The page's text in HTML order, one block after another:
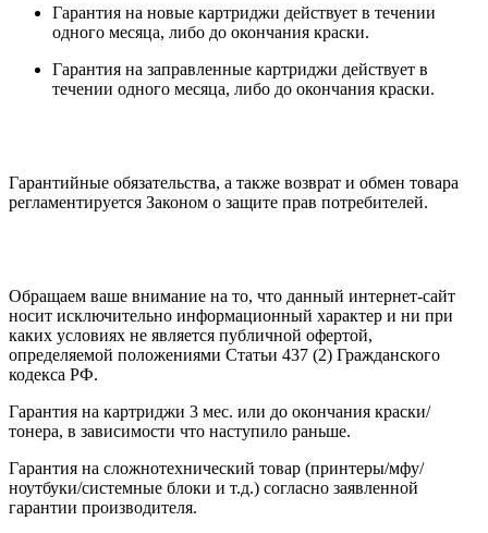
Гарантия на новые картриджи действует в течении
одного месяца, либо до окончания краски.
Гарантия на заправленные картриджи действует в
течении одного месяца, либо до окончания краски.
Гарантийные обязательства, а также возврат и обмен товара
регламентируется Законом о защите прав потребителей.
Обращаем ваше внимание на то, что данный интернет-сайт
носит исключительно информационный характер и ни при
каких условиях не является публичной офертой,
определяемой положениями Статьи 437 (2) Гражданского
кодекса РФ.
Гарантия на картриджи 3 мес. или до окончания краски/
тонера, в зависимости что наступило раньше.
Гарантия на сложнотехнический товар (принтеры/мфу/
ноутбуки/системные блоки и т.д.) согласно заявленной
гарантии производителя.